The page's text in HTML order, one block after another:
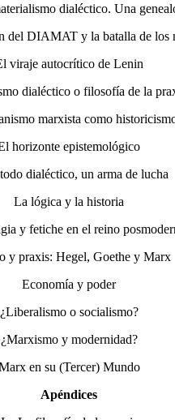
dialéctico. Una
del DIAMAT y la batalla de los
viraje autocrítico de Lenin
dialéctico o filosofía de la
marxista como
horizonte epistemológico
dialéctico, un arma de lucha
La lógica y la historia
y fetiche en el reino
y praxis: Hegel, Goethe y Marx
Economía y poder
¿Liberalismo o socialismo?
¿Marxismo y modernidad?
en su (Tercer) Mundo
Apéndices